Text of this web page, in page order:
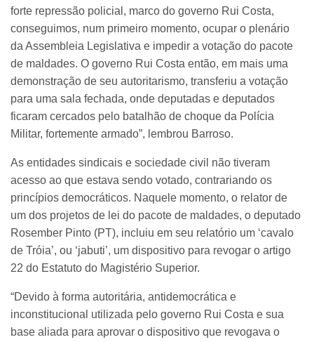
forte repressão policial, marco do governo Rui Costa,
conseguimos, num primeiro momento, ocupar o plenário
da Assembleia Legislativa e impedir a votação do pacote
de maldades. O governo Rui Costa então, em mais uma
demonstração de seu autoritarismo, transferiu a votação
para uma sala fechada, onde deputadas e deputados
ficaram cercados pelo batalhão de choque da Polícia
Militar, fortemente armado”, lembrou Barroso.
As entidades sindicais e sociedade civil não tiveram
acesso ao que estava sendo votado, contrariando os
princípios democráticos. Naquele momento, o relator de
um dos projetos de lei do pacote de maldades, o deputado
Rosember Pinto (PT), incluiu em seu relatório um ‘cavalo
de Tróia’, ou ‘jabuti’, um dispositivo para revogar o artigo
22 do Estatuto do Magistério Superior.
“Devido à forma autoritária, antidemocrática e
inconstitucional utilizada pelo governo Rui Costa e sua
base aliada para aprovar o dispositivo que revogava o